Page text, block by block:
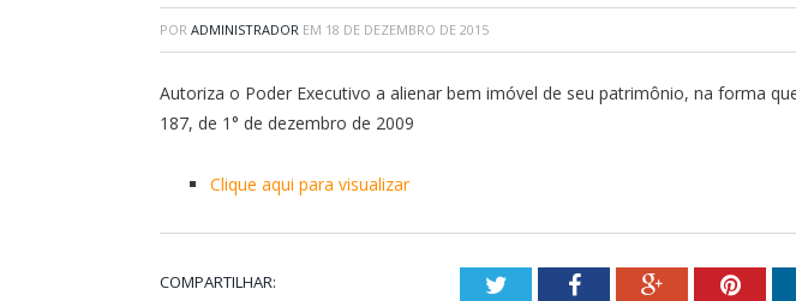
POR ADMINISTRADOR EM 18 DE DEZEMBRO DE 2015
Autoriza o Poder Executivo a alienar bem imóvel de seu patrimônio, na forma
187, de 1° de dezembro de 2009
Clique aqui para visualizar
COMPARTILHAR: TwitterFacebookGoogle+